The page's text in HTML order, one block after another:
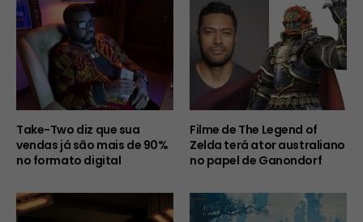
Take-Two diz que sua
vendas já são mais de 90%
no formato digital
Filme de The Legend of
Zelda terá ator australiano
no papel de Ganondorf